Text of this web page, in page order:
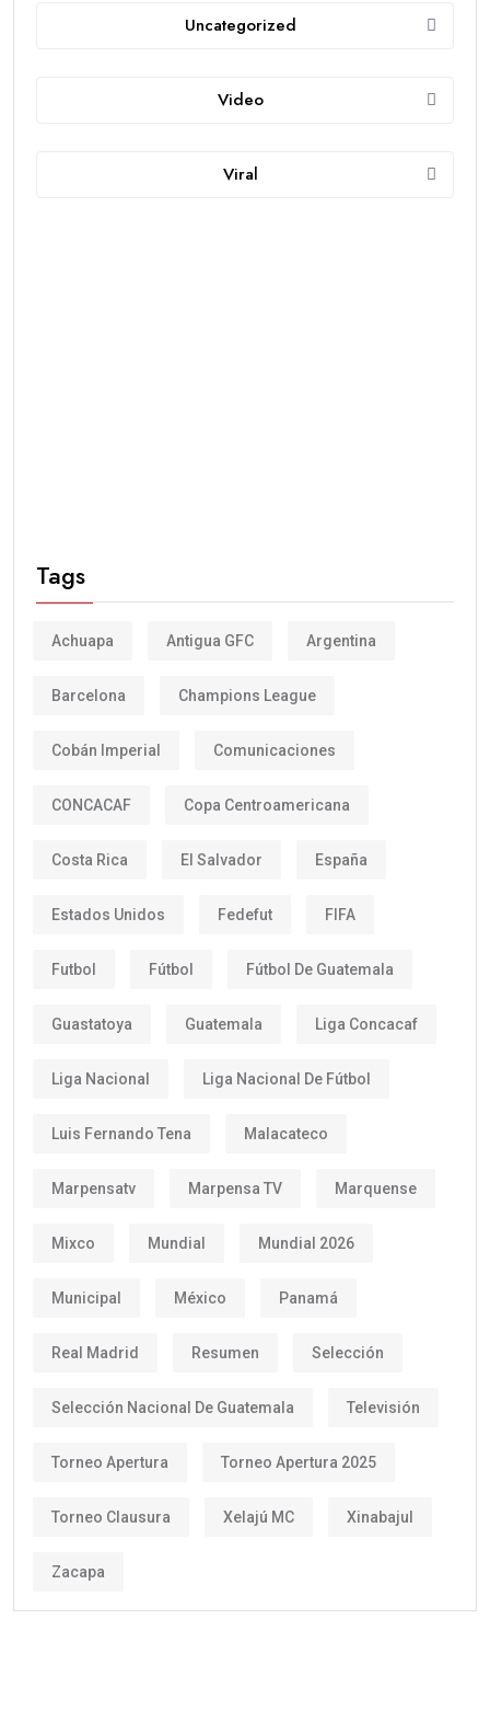
Uncategorized
Video
Viral
Tags
Achuapa Antigua GFC Argentina
Barcelona Champions League
Cobán Imperial Comunicaciones
CONCACAF Copa Centroamericana
Costa Rica El Salvador España
Estados Unidos Fedefut FIFA
Futbol Fútbol Fútbol De Guatemala
Guastatoya Guatemala Liga Concacaf
Liga Nacional Liga Nacional De Fútbol
Luis Fernando Tena Malacateco
Marpensatv Marpensa TV Marquense
Mixco Mundial Mundial 2026
Municipal México Panamá
Real Madrid Resumen Selección
Selección Nacional De Guatemala Televisión
Torneo Apertura Torneo Apertura 2025
Torneo Clausura Xelajú MC Xinabajul
Zacapa